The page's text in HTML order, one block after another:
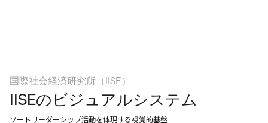
国際社会経済研究所（IISE）
IISEのビジュアルシステム
ソートリーダーシップ活動を体現する視覚的基盤